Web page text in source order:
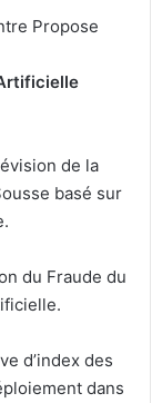
Propose
de la
basé sur
du Fraude du
d’index des
dans